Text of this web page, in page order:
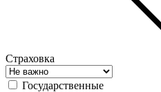
Страховка
Государственные